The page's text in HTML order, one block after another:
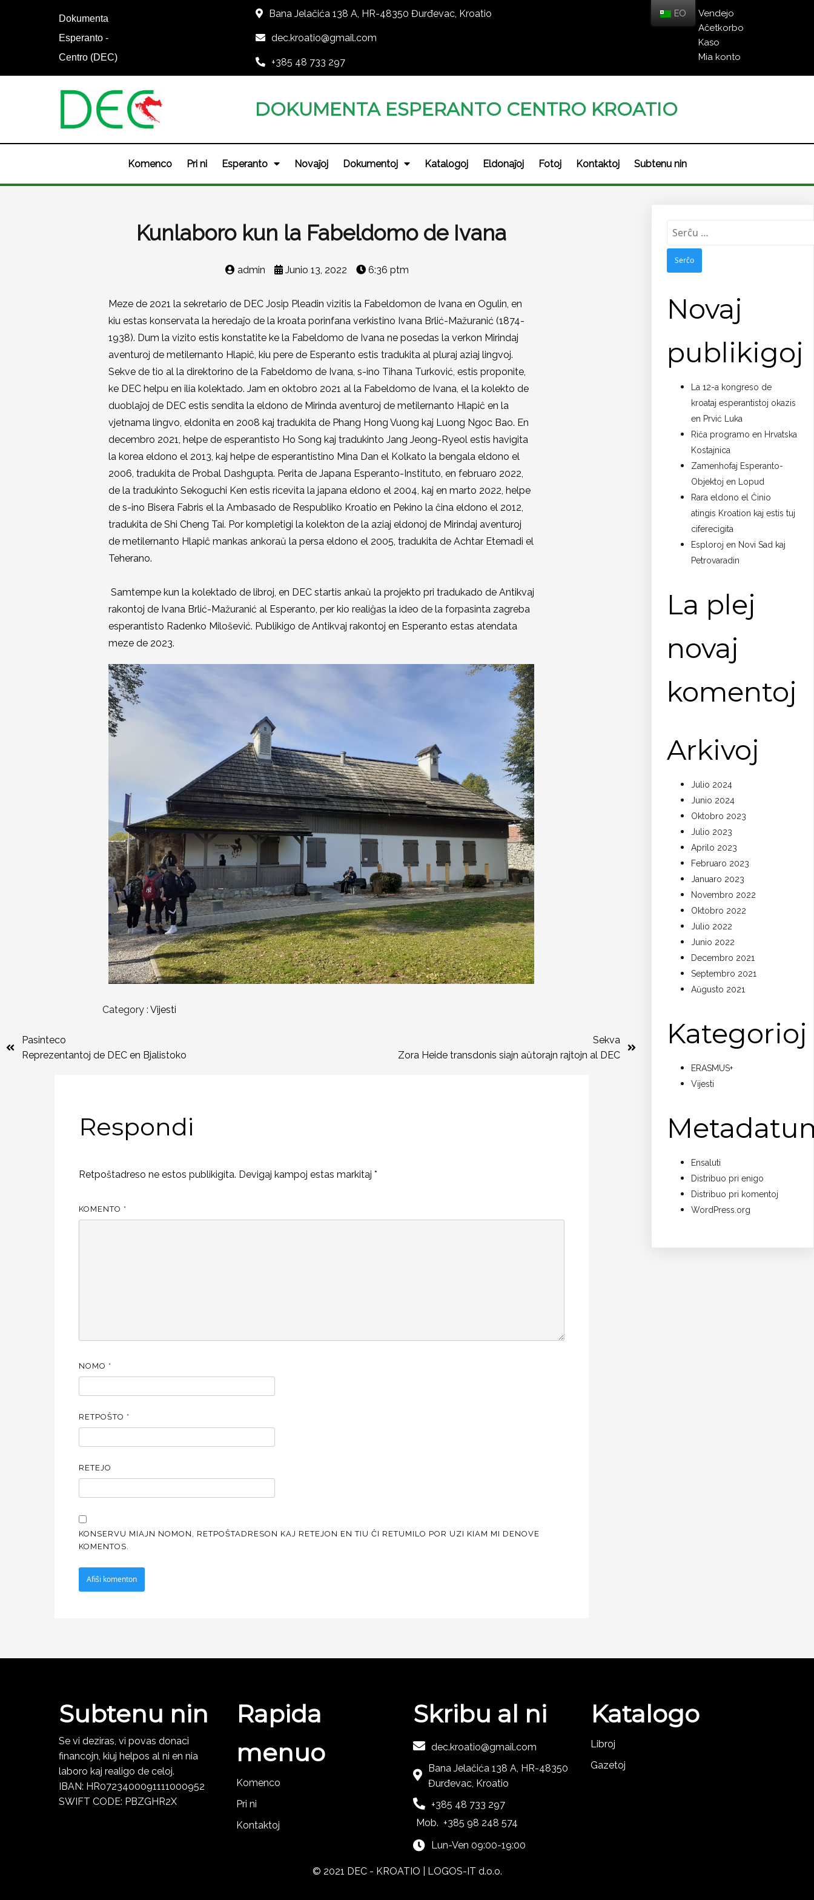
Dokumenta
Esperanto -
Centro (DEC)
Bana Jelačića 138 A, HR-48350 Đurđevac, Kroatio
dec.kroatio@gmail.com
+385 48 733 297
Vendejo
Aĉetkorbo
Kaso
Mia konto
DOKUMENTA ESPERANTO CENTRO KROATIO
Komenco Pri ni Esperanto Novaĵoj Dokumentoj Katalogoj Eldonaĵoj Fotoj Kontaktoj Subtenu nin
Kunlaboro kun la Fabeldomo de Ivana
admin Junio 13, 2022 6:36 ptm
Meze de 2021 la sekretario de DEC Josip Pleadin vizitis la Fabeldomon de Ivana en Ogulin, en
kiu estas konservata la heredaĵo de la kroata porinfana verkistino Ivana Brlić-Mažuranić (1874-
1938). Dum la vizito estis konstatite ke la Fabeldomo de Ivana ne posedas la verkon Mirindaj
aventuroj de metilernanto Hlapiĉ, kiu pere de Esperanto estis tradukita al pluraj aziaj lingvoj.
Sekve de tio al la direktorino de la Fabeldomo de Ivana, s-ino Tihana Turković, estis proponite,
ke DEC helpu en ilia kolektado. Jam en oktobro 2021 al la Fabeldomo de Ivana, el la kolekto de
duoblaĵoj de DEC estis sendita la eldono de Mirinda aventuroj de metilernanto Hlapiĉ en la
vjetnama lingvo, eldonita en 2008 kaj tradukita de Phang Hong Vuong kaj Luong Ngoc Bao. En
decembro 2021, helpe de esperantisto Ho Song kaj tradukinto Jang Jeong-Ryeol estis havigita
la korea eldono el 2013, kaj helpe de esperantistino Mina Dan el Kolkato la bengala eldono el
2006, tradukita de Probal Dashgupta. Perita de Japana Esperanto-Instituto, en februaro 2022,
de la tradukinto Sekoguchi Ken estis ricevita la japana eldono el 2004, kaj en marto 2022, helpe
de s-ino Bisera Fabris el la Ambasado de Respubliko Kroatio en Pekino la ĉina eldono el 2012,
tradukita de Shi Cheng Tai. Por kompletigi la kolekton de la aziaj eldonoj de Mirindaj aventuroj
de metilernanto Hlapiĉ mankas ankoraŭ la persa eldono el 2005, tradukita de Achtar Etemadi el
Teherano.
Samtempe kun la kolektado de libroj, en DEC startis ankaŭ la projekto pri tradukado de Antikvaj
rakontoj de Ivana Brlić-Mažuranić al Esperanto, per kio realiĝas la ideo de la forpasinta zagreba
esperantisto Radenko Milošević. Publikigo de Antikvaj rakontoj en Esperanto estas atendata
meze de 2023.
Category : Vijesti
Pasinteco
Reprezentantoj de DEC en Bjalistoko
Sekva
Zora Heide transdonis siajn aŭtorajn rajtojn al DEC
Respondi
Retpoŝtadreso ne estos publikigita. Devigaj kampoj estas markitaj*
KOMENTO *
NOMO *
RETPOŜTO *
RETEJO
KONSERVU MIAJN NOMON, RETPOŜTADRESON KAJ RETEJON EN TIU ĈI RETUMILO POR UZI KIAM MI DENOVE
KOMENTOS.
Serĉu:
Novaj
publikigoj
La 12-a kongreso de
kroataj esperantistoj okazis
en Prvić Luka
Riĉa programo en Hrvatska
Kostajnica
Zamenhofaj Esperanto-
Objektoj en Lopud
Rara eldono el Ĉinio
atingis Kroation kaj estis tuj
ciferecigita
Esploroj en Novi Sad kaj
Petrovaradin
La plej
novaj
komentoj
Arkivoj
Julio 2024
Junio 2024
Oktobro 2023
Julio 2023
Aprilo 2023
Februaro 2023
Januaro 2023
Novembro 2022
Oktobro 2022
Julio 2022
Junio 2022
Decembro 2021
Septembro 2021
Aŭgusto 2021
Kategorioj
ERASMUS+
Vijesti
Ensaluti
Distribuo pri enigo
Distribuo pri komentoj
WordPress.org
Subtenu nin
Se vi deziras, vi povas donaci
financojn, kiuj helpos al ni en nia
laboro kaj realigo de celoj.
IBAN: HR0723400091111000952
SWIFT CODE: PBZGHR2X
Rapida
menuo
Komenco
Pri ni
Kontaktoj
Skribu al ni
dec.kroatio@gmail.com
Bana Jelačića 138 A, HR-48350
Đurđevac, Kroatio
+385 48 733 297
Mob. +385 98 248 574
Lun-Ven 09:00-19:00
Katalogo
Libroj
Gazetoj
© 2021 DEC - KROATIO | LOGOS-IT d.o.o.
EO